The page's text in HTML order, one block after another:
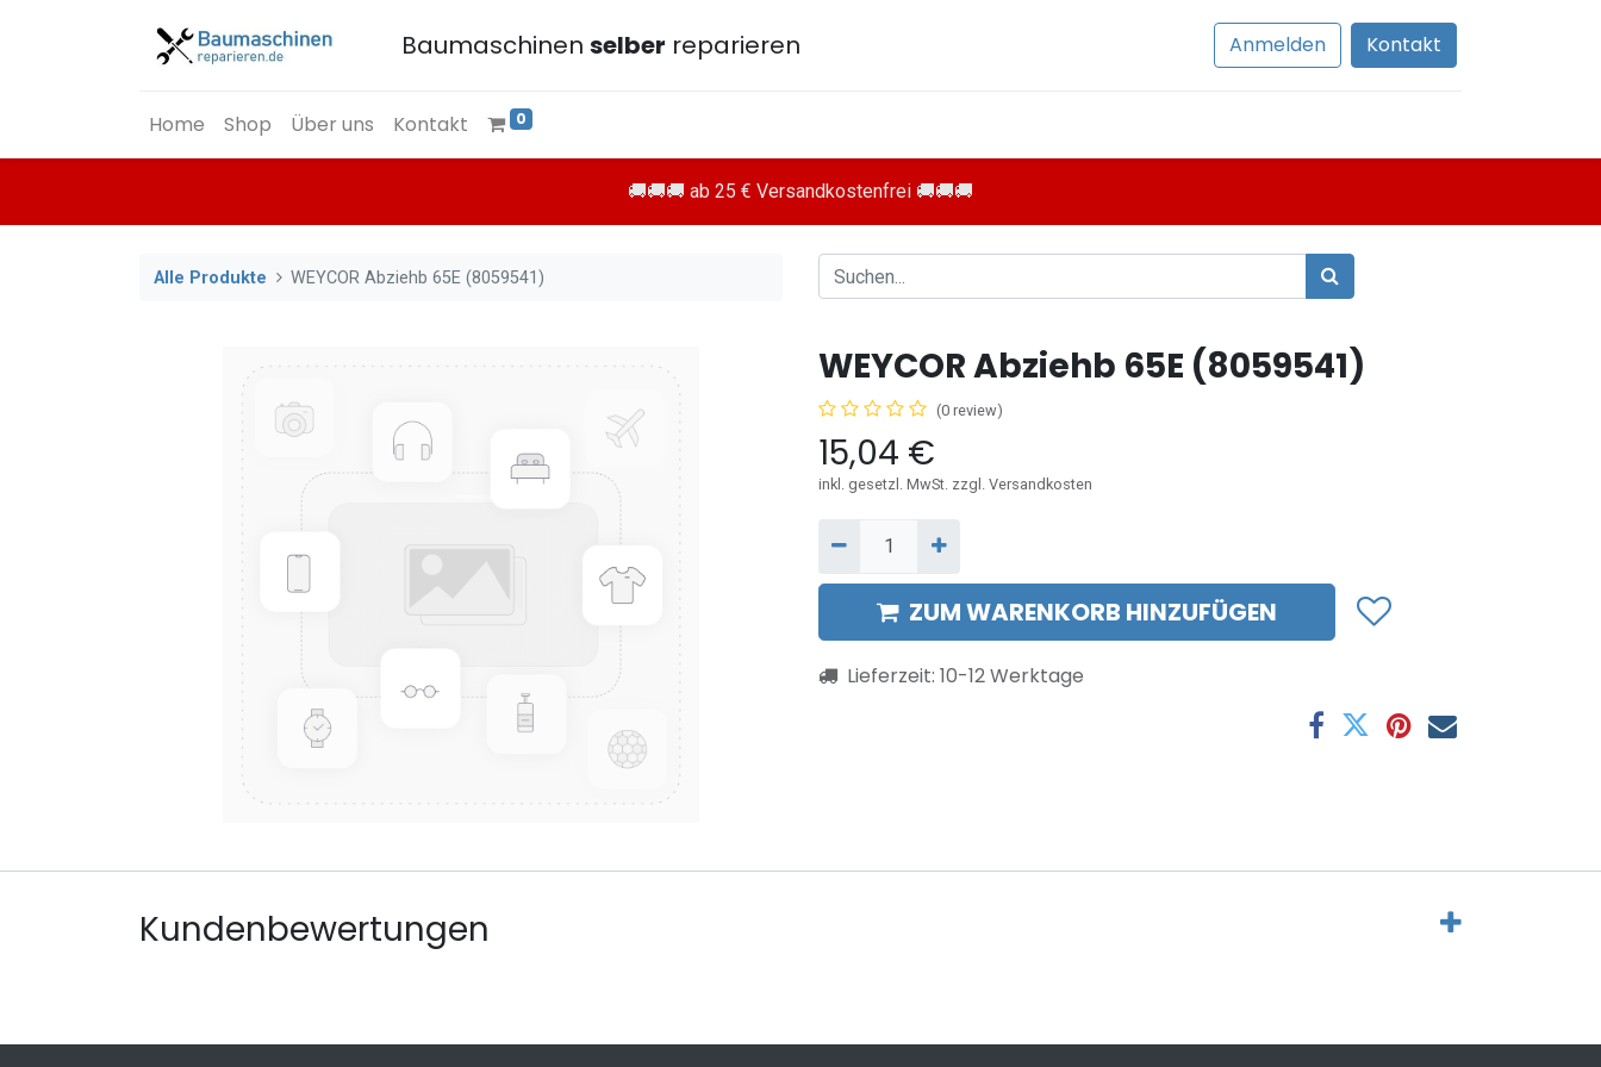
Baumaschinen selber reparieren Anmelden Kontakt
Home Shop Über uns Kontakt 0
🚚🚚🚚 ab 25 € Versandkostenfrei 🚚🚚🚚
Alle Produkte WEYCOR Abziehb 65E (8059541)
WEYCOR Abziehb 65E (8059541)
(0 review)
15,04 €
inkl. gesetzl. MwSt. zzgl. Versandkosten
ZUM WARENKORB HINZUFÜGEN
Lieferzeit: 10-12Werktage
Kundenbewertungen